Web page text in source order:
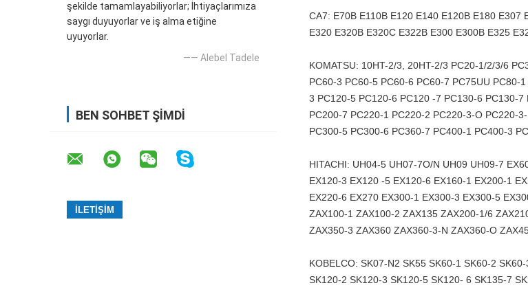
şekilde tamamlayabiliyorlar; İhtiyaçlarımıza
saygı duyuyorlar ve iş alma etiğine
uyuyorlar.
—— Alebel Tadele
BEN SOHBET ŞIMDI
CA7: E70B E110B E120 E140 E120B E180 E307
E320 E320B E320C E322B E300 E300B E325
KOMATSU: 10HT-2/3, 20HT-2/3 PC20-1/2/3/6
PC60-3 PC60-5 PC60-6 PC60-7 PC75UU
3 PC120-5 PC120-6 PC120 -7 PC130-6 PC130-
PC200-7 PC220-1 PC220-2 PC220-3-O PC220-
PC300-5 PC300-6 PC360-7 PC400-1 PC400-3
HITACHI: UH04-5 UH07-7O/N UH09 UH09-7
EX120-3 EX120 -5 EX120-6 EX160-1 EX200-1
EX220-6 EX270 EX300-1 EX300-3 EX300-5
ZAX100-1 ZAX100-2 ZAX135 ZAX200-1/6
ZAX350-3 ZAX360 ZAX360-3-N ZAX360-O
KOBELCO: SK07-N2 SK55 SK60-1 SK60-2
SK120-2 SK120-3 SK120-5 SK120- 6 SK135-7